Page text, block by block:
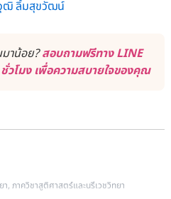
ลิ้มสุขวัฒน์
มาน้อย?สอบถามฟรีทาง LINE
โมง เพื่อความสบายใจของคุณ
, ภาควิชาสูติศาสตร์และนรีเวชวิทยา